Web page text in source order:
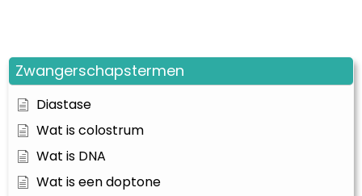
Zwangerschapstermen
Diastase
Wat is colostrum
Wat is DNA
Wat is een doptone